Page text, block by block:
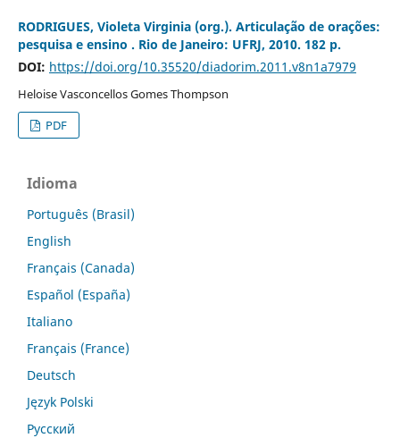
RODRIGUES, Violeta Virginia (org.). Articulação de orações:
pesquisa e ensino . Rio de Janeiro: UFRJ, 2010. 182 p.
DOI: https://doi.org/10.35520/diadorim.2011.v8n1a7979
Heloise Vasconcellos Gomes Thompson
PDF
Idioma
Português (Brasil)
English
Français (Canada)
Español (España)
Italiano
Français (France)
Deutsch
Język Polski
Русский